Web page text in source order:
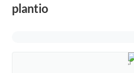
plantio